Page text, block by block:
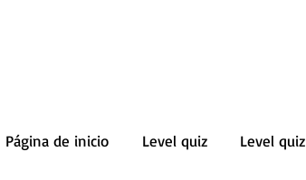
Página de inicio Level quiz Level quiz